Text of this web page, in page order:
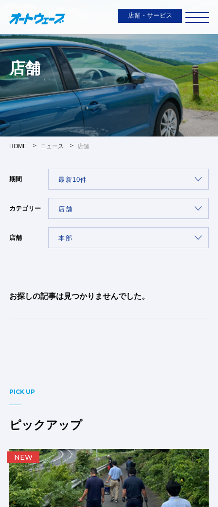
店舗・サービス
店舗
HOME ニュース 店舗
期間
カテゴリー
店舗
お探しの記事は見つかりませんでした。
PICK UP
ピックアップ
NEW